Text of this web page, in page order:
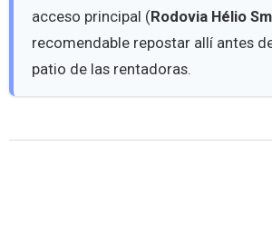
acceso principal (Rodovia Hélio
recomendable repostar allí antes
patio de las rentadoras.